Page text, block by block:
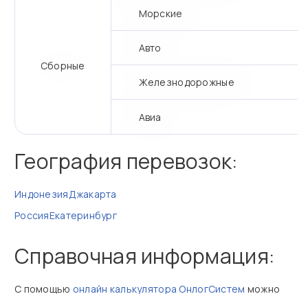
Сборные
Морские
Авто
Железнодорожные
Авиа
География перевозок:
ИндонезияДжакарта
РоссияЕкатеринбург
Справочная информация:
С помощью онлайн калькулятора ОнлогСистем можно